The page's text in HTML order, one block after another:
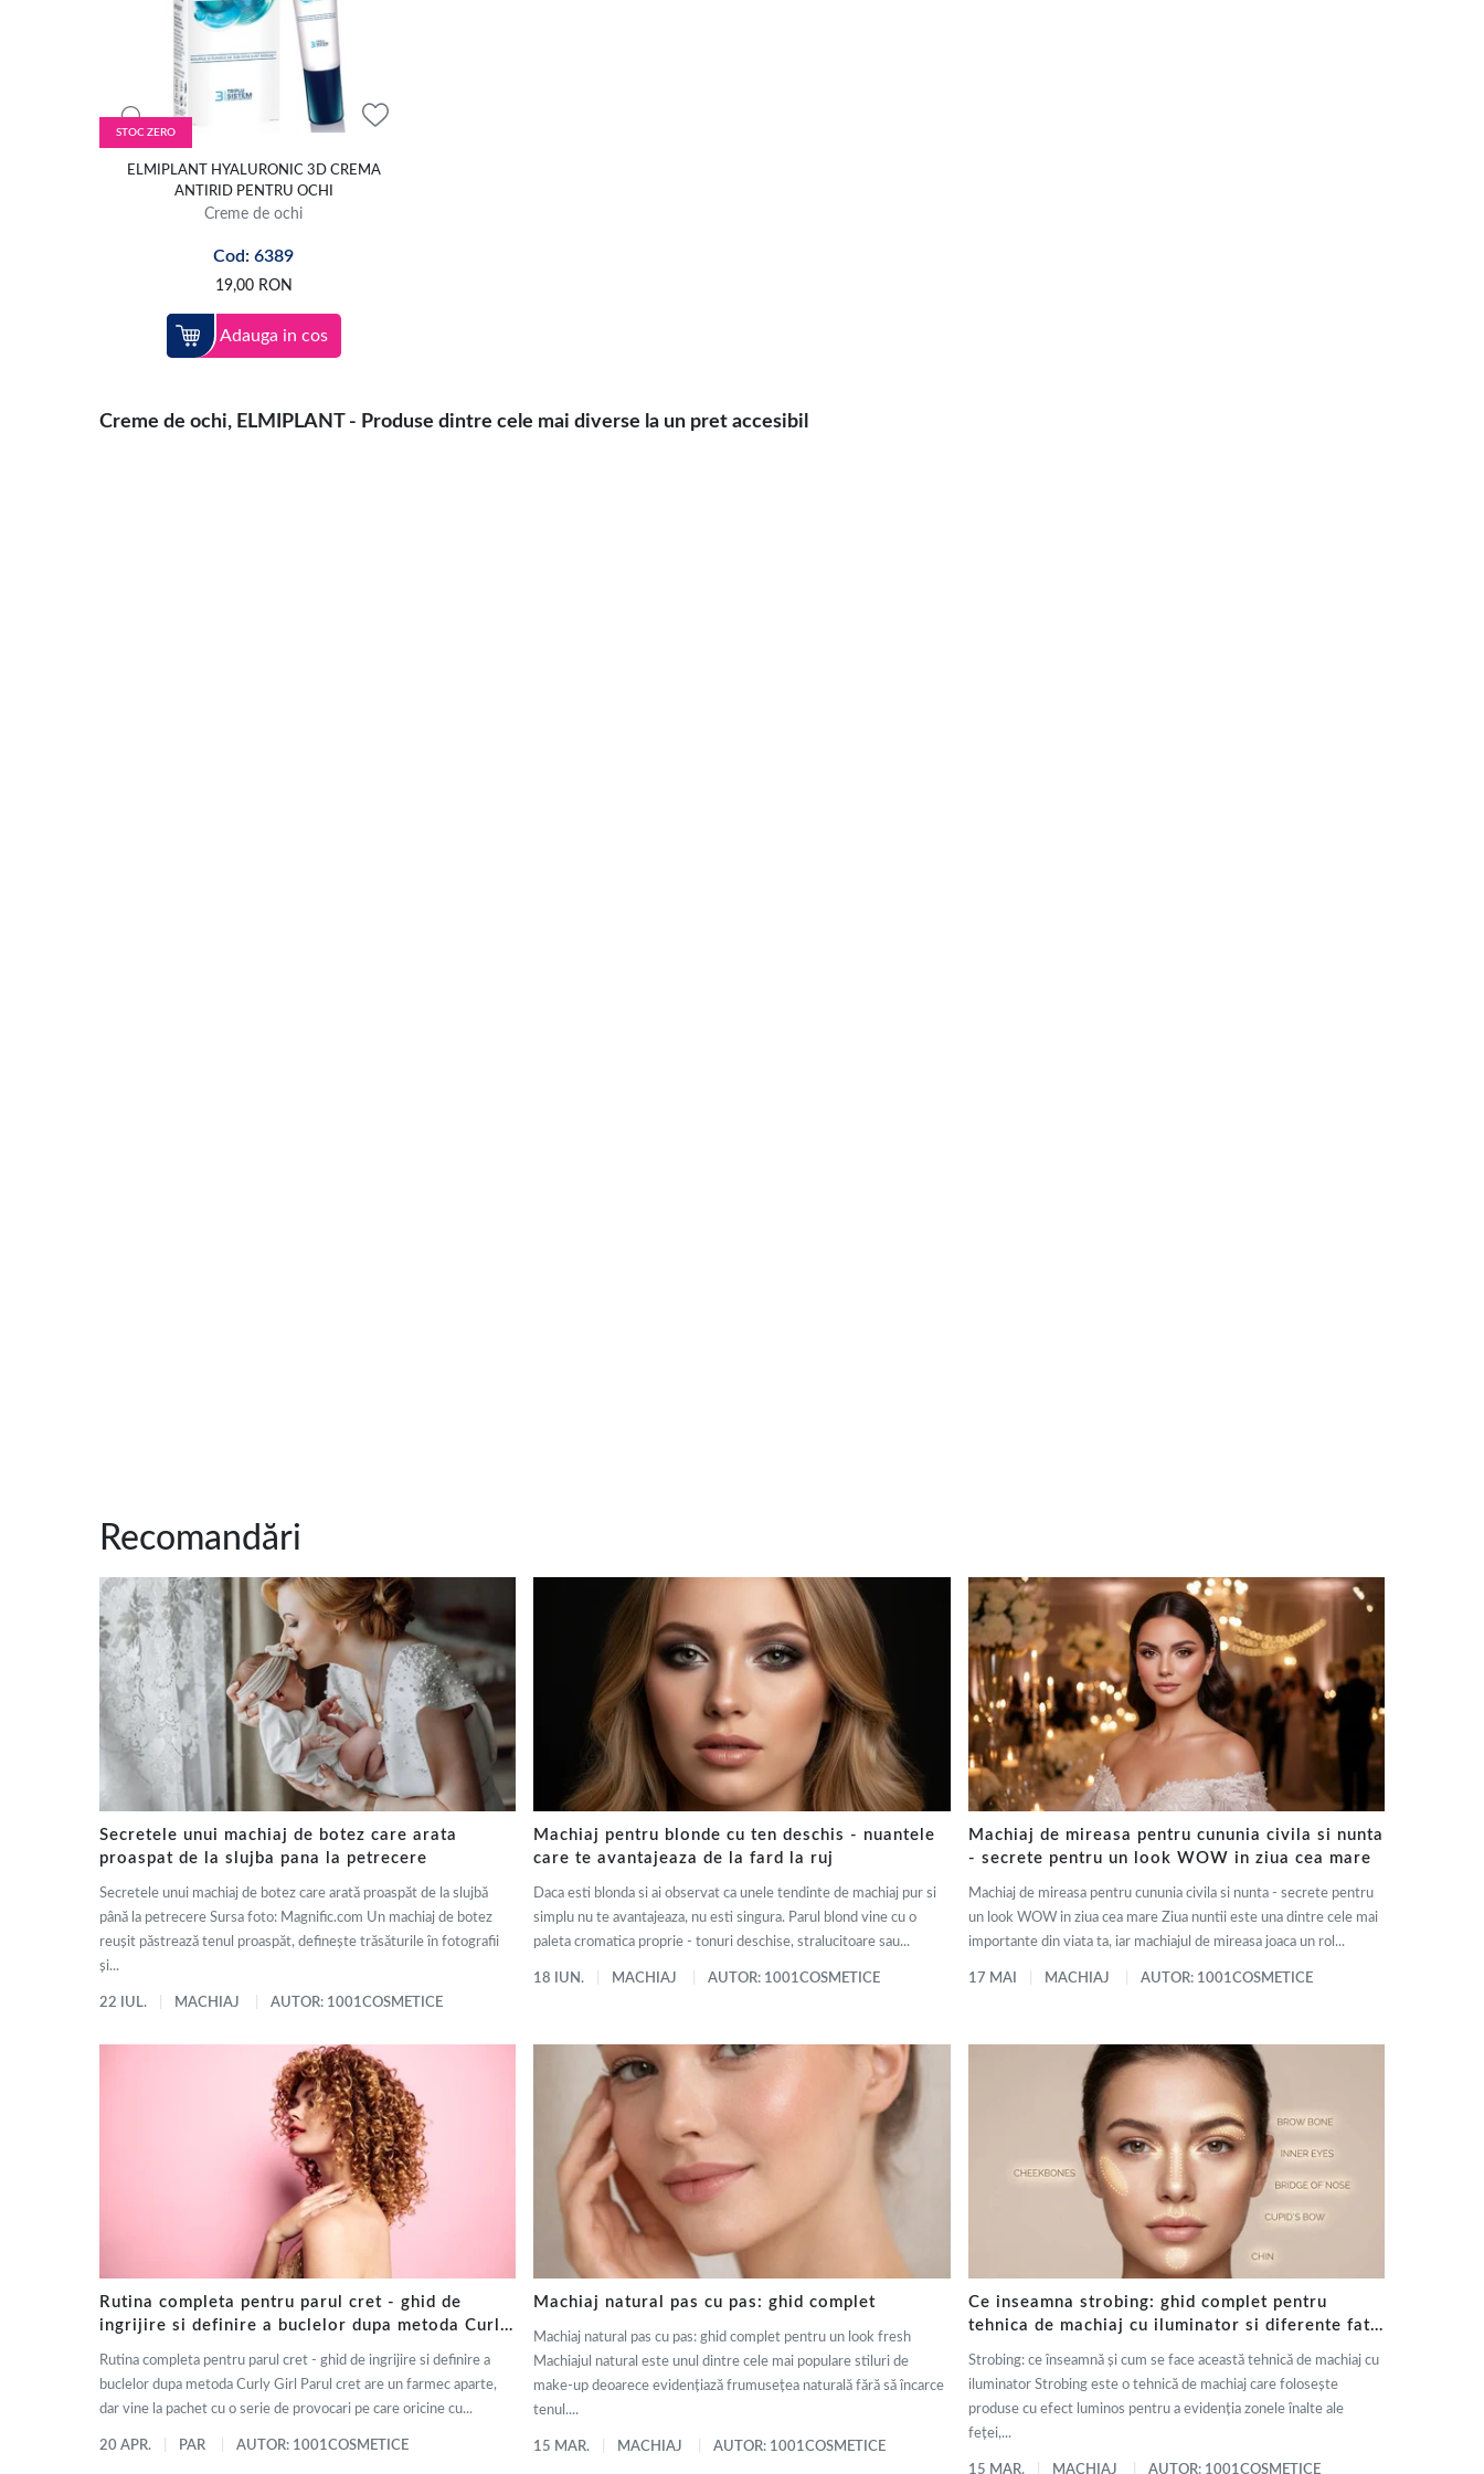
STOC ZERO
ELMIPLANT HYALURONIC 3D CREMA
ANTIRID PENTRU OCHI
Creme de ochi
Cod: 6389
19,00 RON
Adauga in cos
Creme de ochi, ELMIPLANT - Produse dintre cele mai diverse la un pret accesibil
Recomandări
Secretele unui machiaj de botez care arata
proaspat de la slujba pana la petrecere
Secretele unui machiaj de botez care arată proaspăt de la slujbă
până la petrecere Sursa foto: Magnific.com Un machiaj de botez
reușit păstrează tenul proaspăt, definește trăsăturile în fotografii
și...
22 IUL. MACHIAJ AUTOR: 1001COSMETICE
Machiaj pentru blonde cu ten deschis - nuantele
care te avantajeaza de la fard la ruj
Daca esti blonda si ai observat ca unele tendinte de machiaj pur si
simplu nu te avantajeaza, nu esti singura. Parul blond vine cu o
paleta cromatica proprie - tonuri deschise, stralucitoare sau...
18 IUN. MACHIAJ AUTOR: 1001COSMETICE
Machiaj de mireasa pentru cununia civila si nunta
- secrete pentru un look WOW in ziua cea mare
Machiaj de mireasa pentru cununia civila si nunta - secrete pentru
un look WOW in ziua cea mare Ziua nuntii este una dintre cele mai
importante din viata ta, iar machiajul de mireasa joaca un rol...
17 MAI MACHIAJ AUTOR: 1001COSMETICE
Rutina completa pentru parul cret - ghid de
ingrijire si definire a buclelor dupa metoda Curly
Rutina completa pentru parul cret - ghid de ingrijire si definire a
buclelor dupa metoda Curly Girl Parul cret are un farmec aparte,
dar vine la pachet cu o serie de provocari pe care oricine cu...
20 APR. PAR AUTOR: 1001COSMETICE
Machiaj natural pas cu pas: ghid complet
Machiaj natural pas cu pas: ghid complet pentru un look fresh
Machiajul natural este unul dintre cele mai populare stiluri de
make-up deoarece evidențiază frumusețea naturală fără să încarce
tenul....
15 MAR. MACHIAJ AUTOR: 1001COSMETICE
Ce inseamna strobing: ghid complet pentru
tehnica de machiaj cu iluminator si diferente fata
Strobing: ce înseamnă și cum se face această tehnică de machiaj cu
iluminator Strobing este o tehnică de machiaj care folosește
produse cu efect luminos pentru a evidenția zonele înalte ale
feței,...
15 MAR. MACHIAJ AUTOR: 1001COSMETICE